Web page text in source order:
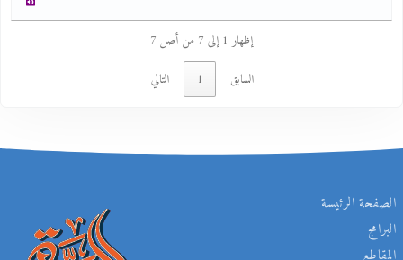
إظهار 1 إلى 7 من أصل 7
السابق
التالي
الصفحة الرئيسة
البرامج